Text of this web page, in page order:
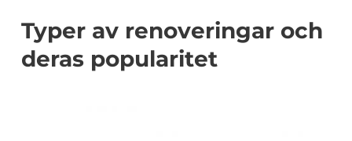
Typer av renoveringar och
deras popularitet